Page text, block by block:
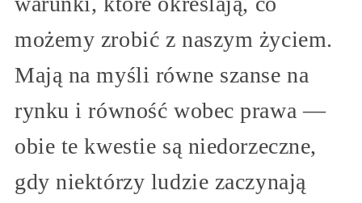
możemy zrobić z naszym życiem.
Mają na myśli równe szanse na
rynku i równość wobec prawa —
obie te kwestie są niedorzeczne,
gdy niektórzy ludzie zaczynają